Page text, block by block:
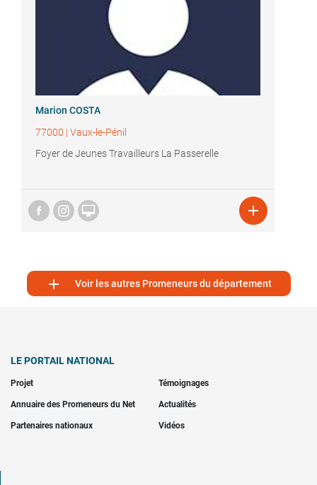
Marion COSTA
77000 | Vaux-le-Pénil
Foyer de Jeunes Travailleurs La Passerelle
 
 Voir les autres Promeneurs du département
LE PORTAIL NATIONAL
Projet Témoignages
Annuaire des Promeneurs du Net Actualités
Partenaires nationaux Vidéos